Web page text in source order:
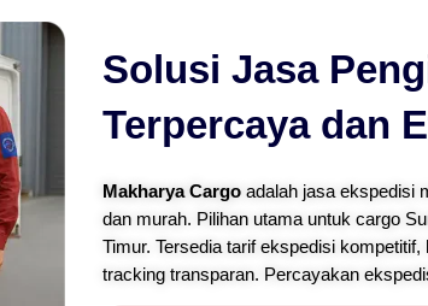
Solusi Jasa
Terpercaya dan
Makharya Cargo adalah jasa ekspedisi
dan murah. Pilihan utama untuk cargo
Timur. Tersedia tarif ekspedisi
tracking transparan. Percayakan